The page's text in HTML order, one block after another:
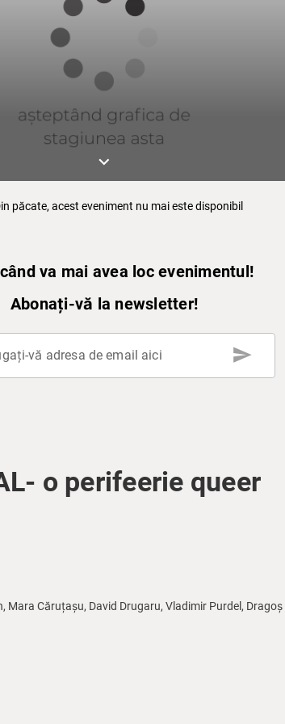
keyboard_arrow_down
păcate, acest eveniment nu mai este disponibil
va mai avea loc evenimentul!
Abonați-vă la newsletter!
vă adresa de email aici send
o perifeerie queer
Mara Căruțașu, David Drugaru, Vladimir Purdel, Dragoș